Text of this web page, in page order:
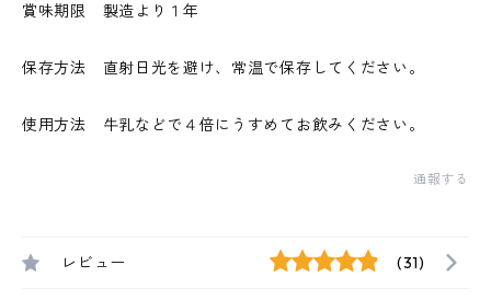
賞味期限 製造より１年
保存方法 直射日光を避け、常温で保存してください。
使用方法 牛乳などで４倍にうすめてお飲みください。
通報する
レビュー (31)